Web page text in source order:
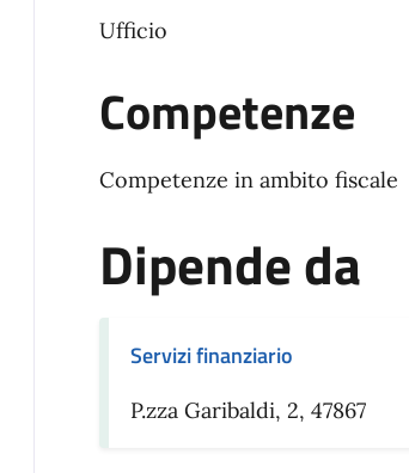
Ufficio
Competenze
Competenze in ambito fiscale
Dipende da
Servizi finanziario
P.zza Garibaldi, 2, 47867